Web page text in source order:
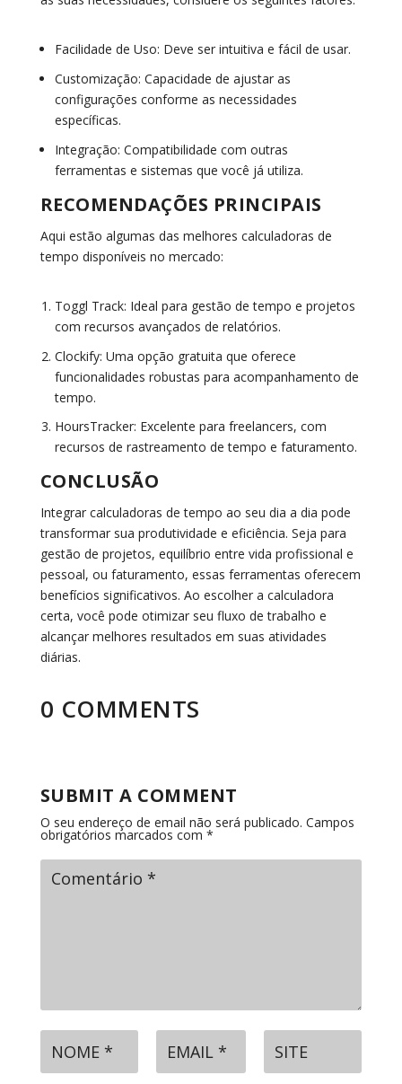
Facilidade de Uso: Deve ser intuitiva e fácil de usar.
Customização: Capacidade de ajustar as
configurações conforme as necessidades
específicas.
Integração: Compatibilidade com outras
ferramentas e sistemas que você já utiliza.
RECOMENDAÇÕES PRINCIPAIS
Aqui estão algumas das melhores calculadoras de
tempo disponíveis no mercado:
Toggl Track: Ideal para gestão de tempo e projetos
com recursos avançados de relatórios.
Clockify: Uma opção gratuita que oferece
funcionalidades robustas para acompanhamento de
tempo.
HoursTracker: Excelente para freelancers, com
recursos de rastreamento de tempo e faturamento.
CONCLUSÃO
Integrar calculadoras de tempo ao seu dia a dia pode
transformar sua produtividade e eficiência. Seja para
gestão de projetos, equilíbrio entre vida profissional e
pessoal, ou faturamento, essas ferramentas oferecem
benefícios significativos. Ao escolher a calculadora
certa, você pode otimizar seu fluxo de trabalho e
alcançar melhores resultados em suas atividades
diárias.
0 COMMENTS
SUBMIT A COMMENT
O seu endereço de email não será publicado. Campos
obrigatórios marcados com *